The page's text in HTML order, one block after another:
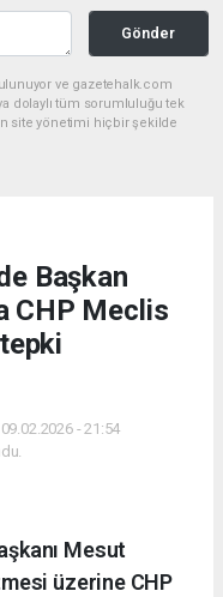
Gönder
ve gazetehalk.com
dolaylı tüm sorumluluğu tek
site yönetimi hiçbir şekilde
Başkan
CHP Meclis
- 21:54
Mesut
üzerine CHP